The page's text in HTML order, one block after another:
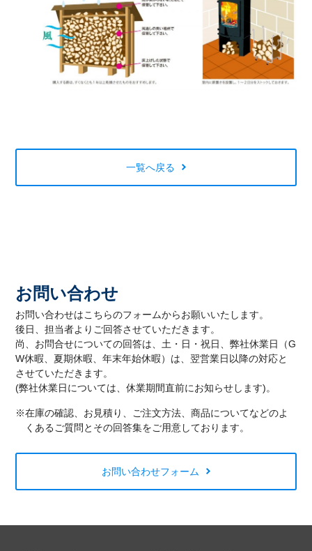
一覧へ戻る
お問い合わせ
お問い合わせはこちらのフォームからお願いいたします。
後日、担当者よりご回答させていただきます。
尚、お問合せについての回答は、土・日・祝日、弊社休業日（G
W休暇、夏期休暇、年末年始休暇）は、翌営業日以降の対応と
させていただきます。
(弊社休業日については、休業期間直前にお知らせします)。
※在庫の確認、お見積り、ご注文方法、商品についてなどのよ
くあるご質問とその回答集をご用意しております。
お問い合わせフォーム